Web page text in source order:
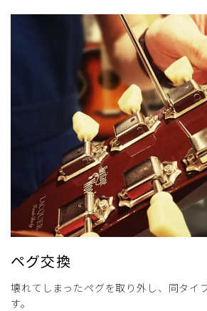
ペグ交換
壊れてしまったペグを取り外し、同タイ
す。